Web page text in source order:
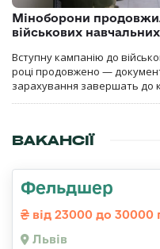
Міноборони
військових
Вступну кампанію до
році продовжено —
зарахування завершать до
ВАКАНСІЇ
Фельдшер
від 23000 до 30000
Львів